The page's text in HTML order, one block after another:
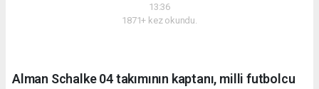
13:36
1871+ kez okundu.
Alman Schalke 04 takımının kaptanı, milli futbolcu